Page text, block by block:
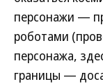
персонажи —
роботами
персонажа,
границы —